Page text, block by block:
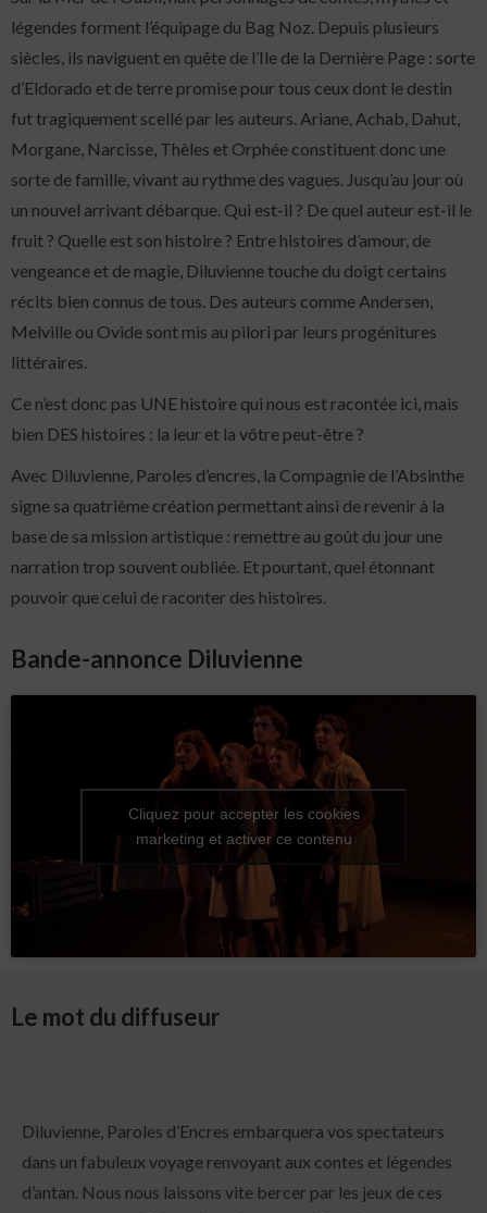
légendes forment l’équipage du Bag Noz. Depuis plusieurs
siècles, ils naviguent en quête de l’Ile de la Dernière Page : sorte
d’Eldorado et de terre promise pour tous ceux dont le destin
fut tragiquement scellé par les auteurs. Ariane, Achab, Dahut,
Morgane, Narcisse, Thèles et Orphée constituent donc une
sorte de famille, vivant au rythme des vagues. Jusqu’au jour où
un nouvel arrivant débarque. Qui est-il ? De quel auteur est-il le
fruit ? Quelle est son histoire ? Entre histoires d’amour, de
vengeance et de magie, Diluvienne touche du doigt certains
récits bien connus de tous. Des auteurs comme Andersen,
Melville ou Ovide sont mis au pilori par leurs progénitures
littéraires.
Ce n’est donc pas UNE histoire qui nous est racontée ici, mais
bien DES histoires : la leur et la vôtre peut-être ?
Avec Diluvienne, Paroles d’encres, la Compagnie de l’Absinthe
signe sa quatrième création permettant ainsi de revenir à la
base de sa mission artistique : remettre au goût du jour une
narration trop souvent oubliée. Et pourtant, quel étonnant
pouvoir que celui de raconter des histoires.
Bande-annonce Diluvienne
Cliquez pour accepter les cookies
marketing et activer ce contenu
Le mot du diffuseur
Diluvienne, Paroles d’Encres embarquera vos spectateurs
dans un fabuleux voyage renvoyant aux contes et légendes
d’antan. Nous nous laissons vite bercer par les jeux de ces